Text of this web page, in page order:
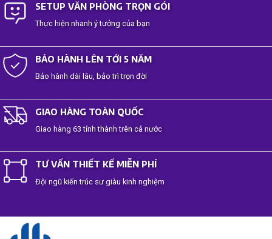
SETUP VĂN PHÒNG TRỌN GÓI
Thực hiện nhanh ý tưởng của bạn
BẢO HÀNH LÊN TỚI 5 NĂM
Bảo hành dài lâu, bảo trì trọn đời
GIAO HÀNG TOÀN QUỐC
Giao hàng 63 tỉnh thành trên cả nước
TƯ VẤN THIẾT KẾ MIỄN PHÍ
Đội ngũ kiến trúc sư giàu kinh nghiệm